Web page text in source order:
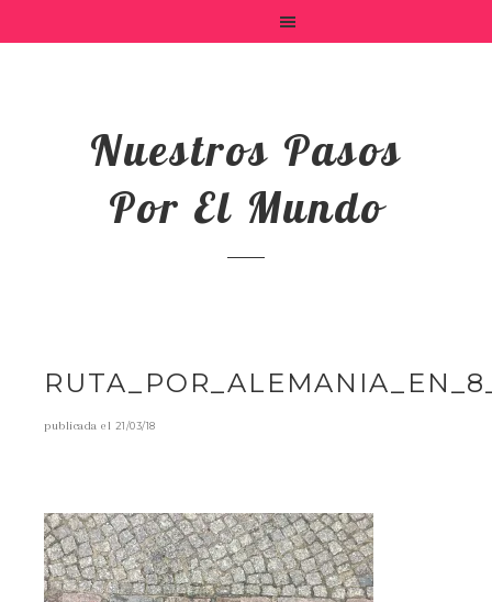
Nuestros Pasos
Por El Mundo
publicada el 21/03/18